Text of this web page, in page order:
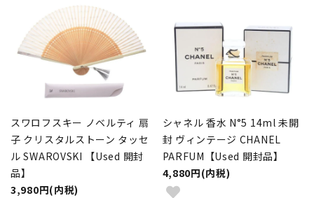
スワロフスキー ノベルティ 扇
子 クリスタルストーン タッセ
ル SWAROVSKI 【Used 開封
品】
3,980円(内税)
シャネル 香水 N°5 14ml 未開
封 ヴィンテージ CHANEL
PARFUM【Used 開封品】
4,880円(内税)